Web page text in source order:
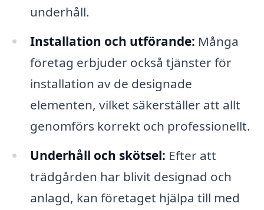
underhåll.
Installation och utförande: Många
företag erbjuder också tjänster för
installation av de designade
elementen, vilket säkerställer att allt
genomförs korrekt och professionellt.
Underhåll och skötsel: Efter att
trädgården har blivit designad och
anlagd, kan företaget hjälpa till med